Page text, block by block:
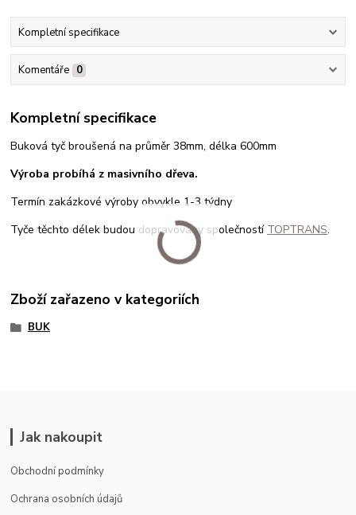
Kompletní specifikace
Komentáře 0
Kompletní specifikace
Buková tyč broušená na průměr 38mm, délka 600mm
Výroba probíhá z masivního dřeva.
Termín zakázkové výroby obvykle 1-3 týdny
Tyče těchto délek budou dopravovány společností TOPTRANS.
Zboží zařazeno v kategoriích
BUK
Jak nakoupit
Obchodní podmínky
Ochrana osobních údajů